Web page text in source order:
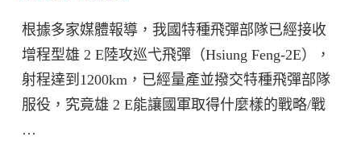
根據多家媒體報導，我國特種飛彈部隊已經接收
增程型雄 2 E陸攻巡弋飛彈（Hsiung Feng-2E），
射程達到1200km，已經量產並撥交特種飛彈部隊
服役，究竟雄 2 E能讓國軍取得什麼樣的戰略/戰
…